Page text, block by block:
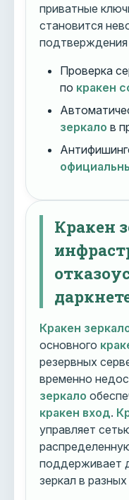
приватные
становится
подтверждения
Проверка
по кракен
зеркало в
Кракен
Кракен
основного
резервных
временно
зеркало
кракен вход.
управляет
поддерживает
зеркал в